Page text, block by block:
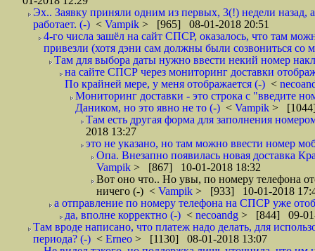
Эх.. Заявку приняли одним из первых, 3(!) недели назад,
работает. (-) < Vampik > [965] 08-01-2018 20:51
4-го числа зашёл на сайт СПСР, оказалось, что там
привезли (хотя дэни сам должны были созвониться со
Там для выбора даты нужно ввести некий номер
на сайте СПСР через мониторинг доставки
По крайней мере, у меня отображается (-) <
Мониторинг доставки - это строка с "введите
Даником, но это явно не то (-) < Vampik >
Там есть другая форма для заполнения
2018 13:27
это не указано, но там можно ввести номер
Опа. Внезапно появилась новая доставка
Vampik > [867] 10-01-2018 18:32
Вот оно что.. Но увы, по номеру телефона
ничего (-) < Vampik > [933] 10-01-2018
а отправление по номеру телефона на СПСР уже
да, вполне корректно (-) < necoandg > [844] 09-01-
Там вроде написано, что платеж надо делать, для
периода? (-) < Erneo > [1130] 08-01-2018 13:07